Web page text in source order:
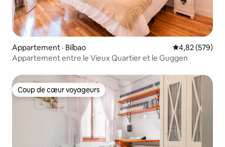
Appartement · Bilbao Note
4,82 (579)
Appartement entre le Vieux Quartier et le Guggen
Coup de cœur voyageurs
Coup de cœur voyageurs